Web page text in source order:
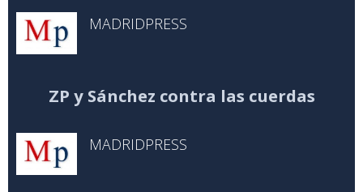
MADRIDPRESS
ZP y Sánchez contra las cuerdas
MADRIDPRESS